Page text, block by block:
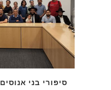
סיפורי בני אנוסים